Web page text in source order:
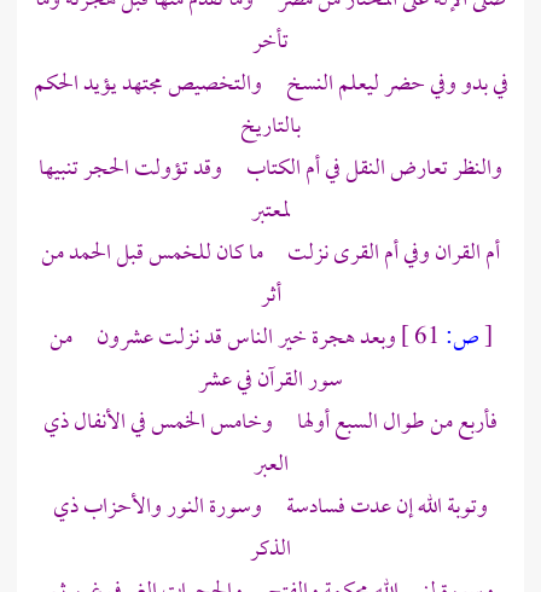
تأخر
في بدو وفي حضر ليعلم النسخ والتخصيص مجتهد يؤيد الحكم
بالتاريخ
والنظر تعارض النقل في أم الكتاب وقد تؤولت الحجر تنبيها
لمعتبر
أم القران وفي أم القرى نزلت ما كان للخمس قبل الحمد من
أثر
[ص:
وبعد هجرة خير الناس قد نزلت عشرون من
سور القرآن في عشر
فأربع من طوال السبع أولها وخامس الخمس في الأنفال ذي
العبر
وتوبة الله إن عدت فسادسة وسورة النور والأحزاب ذي
الذكر